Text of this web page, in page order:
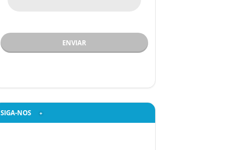
ENVIAR
SIGA-NOS